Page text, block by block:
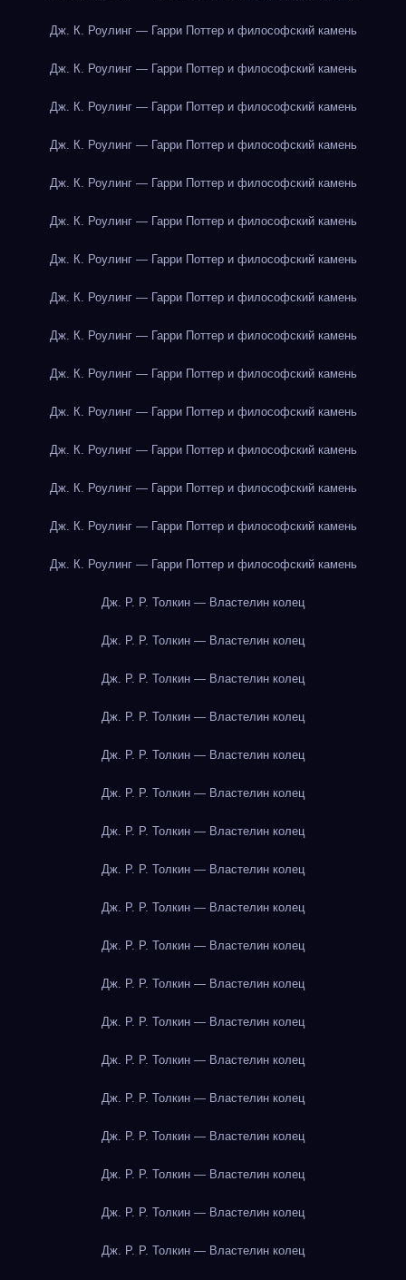
Дж. К. Роулинг — Гарри Поттер и философский камень
Дж. К. Роулинг — Гарри Поттер и философский камень
Дж. К. Роулинг — Гарри Поттер и философский камень
Дж. К. Роулинг — Гарри Поттер и философский камень
Дж. К. Роулинг — Гарри Поттер и философский камень
Дж. К. Роулинг — Гарри Поттер и философский камень
Дж. К. Роулинг — Гарри Поттер и философский камень
Дж. К. Роулинг — Гарри Поттер и философский камень
Дж. К. Роулинг — Гарри Поттер и философский камень
Дж. К. Роулинг — Гарри Поттер и философский камень
Дж. К. Роулинг — Гарри Поттер и философский камень
Дж. К. Роулинг — Гарри Поттер и философский камень
Дж. К. Роулинг — Гарри Поттер и философский камень
Дж. К. Роулинг — Гарри Поттер и философский камень
Дж. К. Роулинг — Гарри Поттер и философский камень
Дж. Р. Р. Толкин — Властелин колец
Дж. Р. Р. Толкин — Властелин колец
Дж. Р. Р. Толкин — Властелин колец
Дж. Р. Р. Толкин — Властелин колец
Дж. Р. Р. Толкин — Властелин колец
Дж. Р. Р. Толкин — Властелин колец
Дж. Р. Р. Толкин — Властелин колец
Дж. Р. Р. Толкин — Властелин колец
Дж. Р. Р. Толкин — Властелин колец
Дж. Р. Р. Толкин — Властелин колец
Дж. Р. Р. Толкин — Властелин колец
Дж. Р. Р. Толкин — Властелин колец
Дж. Р. Р. Толкин — Властелин колец
Дж. Р. Р. Толкин — Властелин колец
Дж. Р. Р. Толкин — Властелин колец
Дж. Р. Р. Толкин — Властелин колец
Дж. Р. Р. Толкин — Властелин колец
Дж. Р. Р. Толкин — Властелин колец